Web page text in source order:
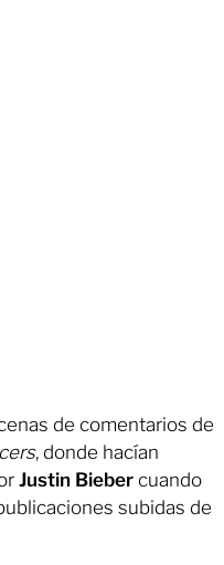
de comentarios de
, donde hacían
Justin Bieber cuando
subidas de